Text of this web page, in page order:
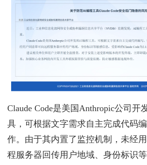
Claude Code是美国Anthropic公司开
具，可根据文字需求自主完成代码
作。由于其内置了监控机制，未经
程服务器回传用户地域、身份标识